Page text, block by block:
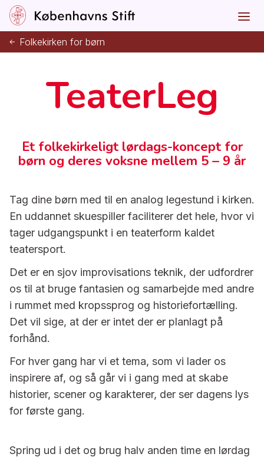
Folkekirken for børn
TeaterLeg
Et folkekirkeligt lørdags-koncept for
børn og deres voksne mellem 5 – 9 år
Tag dine børn med til en analog legestund i kirken.
En uddannet skuespiller faciliterer det hele, hvor vi
tager udgangspunkt i en teaterform kaldet
teatersport.
Det er en sjov improvisations teknik, der udfordrer
os til at bruge fantasien og samarbejde med andre
i rummet med kropssprog og historiefortælling.
Det vil sige, at der er intet der er planlagt på
forhånd.
For hver gang har vi et tema, som vi lader os
inspirere af, og så går vi i gang med at skabe
historier, scener og karakterer, der ser dagens lys
for første gang.
Spring ud i det og brug halv anden time en lørdag